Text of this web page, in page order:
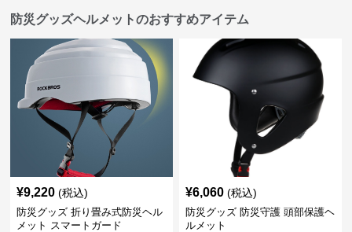
防災グッズヘルメットのおすすめアイテム
¥9,220 (税込)
防災グッズ 折り畳み式防災ヘル
メット スマートガード
¥6,060 (税込)
防災グッズ 防災守護 頭部保護ヘ
ルメット